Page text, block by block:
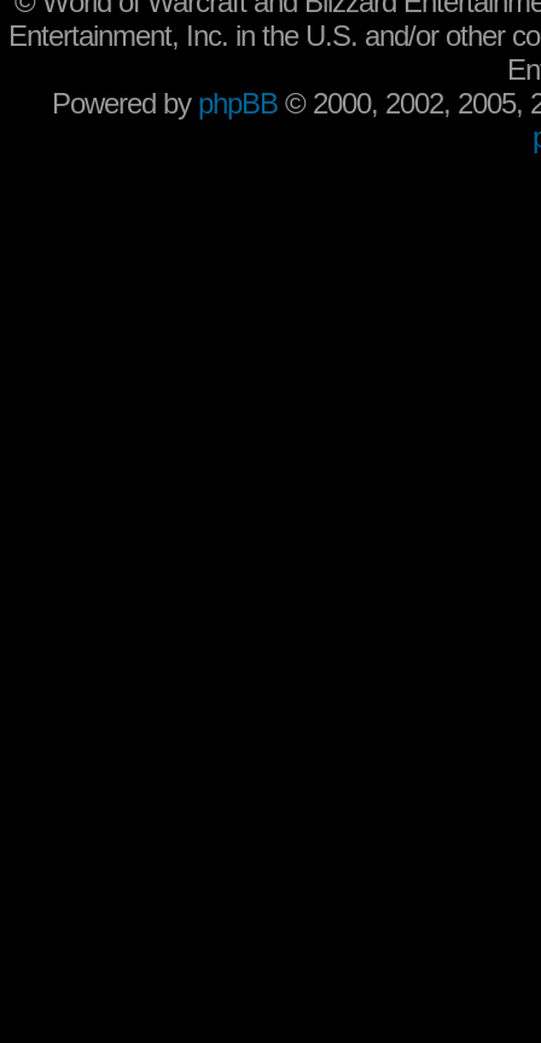
Entertainment, Inc. in the U.S. and/or other
Powered by phpBB © 2000, 2002, 2005,